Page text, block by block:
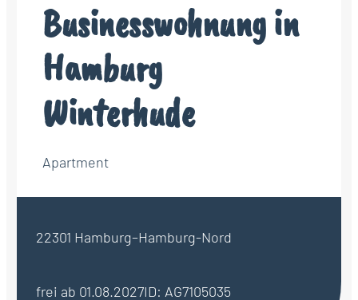
Businesswohnung in
Hamburg
Winterhude
Apartment
22301 Hamburg–Hamburg-Nord
frei ab 01.08.2027ID: AG7105035